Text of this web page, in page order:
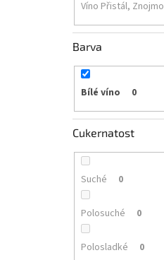
Víno Přistál, Znojmo
Barva
Bílé víno 0
Cukernatost
Suché 0
Polosuché 0
Polosladké 0